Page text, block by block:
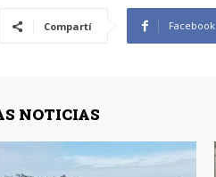
Compartí Facebook
NOTICIAS